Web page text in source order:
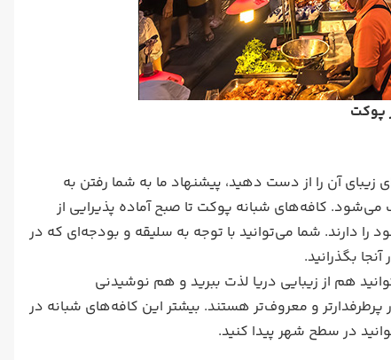
پوکت
آن را از دست دهید، پیشنهاد ما به شما رفتن به
کافه‌های شبانه پوکت تا صبح آماده پذیرایی از
دارند. شما می‌توانید با توجه به سلیقه و بودجه‌ای که در
بگذرانید.
هم از زیبایی دریا لذت ببرید و هم نوشیدنی
و معروف‌تر هستند. بیشتر این کافه‌های شبانه در
در سطح شهر پیدا کنید.